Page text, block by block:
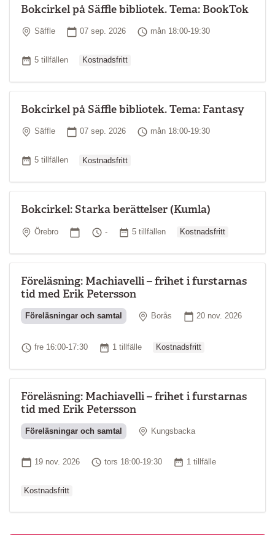
Bokcirkel på Säffle bibliotek. Tema: BookTok
Plats
Säffle Startdatum
07 sep. 2026 Tid
mån 18:00-19:30
Antal tillfällen
5 tillfällen Kostnadsfritt
Bokcirkel på Säffle bibliotek. Tema: Fantasy
Plats
Säffle Startdatum
07 sep. 2026 Tid
mån 18:00-19:30
Antal tillfällen
5 tillfällen Kostnadsfritt
Bokcirkel: Starka berättelser (Kumla)
Plats
Örebro Startdatum
Tid
- Antal tillfällen
5 tillfällen Kostnadsfritt
Föreläsning: Machiavelli – frihet i furstarnas
tid med Erik Petersson
Föreläsningar och samtal Plats
Borås Startdatum
20 nov. 2026
Tid
fre 16:00-17:30 Antal tillfällen
1 tillfälle Kostnadsfritt
Föreläsning: Machiavelli – frihet i furstarnas
tid med Erik Petersson
Föreläsningar och samtal Plats
Kungsbacka
Startdatum
19 nov. 2026 Tid
tors 18:00-19:30 Antal tillfällen
1 tillfälle
Kostnadsfritt